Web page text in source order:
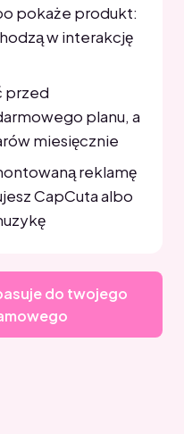
pokaże produkt:
w interakcję
przed
planu, a
miesięcznie
reklamę
CapCuta albo
do twojego